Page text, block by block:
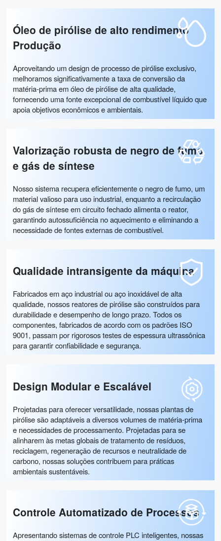
Óleo de pirólise de alto rendimento
Produção
Aproveitando um design de processo de pirólise exclusivo,
melhoramos significativamente a taxa de conversão da
matéria-prima em óleo de pirólise de alta qualidade,
fornecendo uma fonte excepcional de combustível líquido que
apoia objetivos econômicos e ambientais.
Valorização robusta de negro de fumo
e gás de síntese
Nosso sistema recupera eficientemente o negro de fumo, um
material valioso para uso industrial, enquanto a recirculação
do gás de síntese em circuito fechado alimenta o reator,
garantindo autossuficiência no aquecimento e eliminando a
necessidade de fontes externas de combustível.
Qualidade intransigente da máquina
Fabricados em aço industrial ou aço inoxidável de alta
qualidade, nossos reatores de pirólise são construídos para
durabilidade e desempenho de longo prazo. Todos os
componentes, fabricados de acordo com os padrões ISO
9001, passam por rigorosos testes de espessura ultrassônica
para garantir confiabilidade e segurança.
Design Modular e Escalável
Projetadas para oferecer versatilidade, nossas plantas de
pirólise são adaptáveis ​​a diversos volumes de matéria-prima
e necessidades de processamento. Projetadas para se
alinharem às metas globais de tratamento de resíduos,
reciclagem, regeneração de recursos e neutralidade de
carbono, nossas soluções contribuem para práticas
ambientais sustentáveis.
Controle Automatizado de Processos
Apresentando sistemas de controle PLC inteligentes, nossas